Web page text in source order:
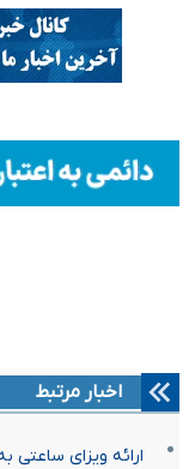
اخبار مرتبط
ارائه ویزای ساعتی